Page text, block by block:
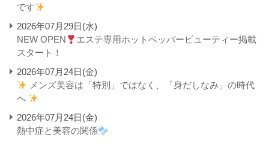
です
2026年07月29日(水)
NEW OPEN
エステ専用ホットペッパービューティー掲載
スタート！
2026年07月24日(金)
メンズ美容は「特別」ではなく、「身だしなみ」の時代
へ
2026年07月24日(金)
熱中症と美容の関係